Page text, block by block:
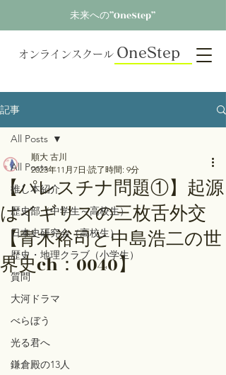
未来への”OneStep”
オンラインスクール OneStep
記事
All Posts
推し本紹介
歴史部（中学生～高校生）
日本史研究会（高校生）
歴史・地理クラブ（小学生）
質問
大河ドラマ
べらぼう
光る君へ
鎌倉殿の13人
All Posts
【パレスチナ問題①】起源
はイギリスの三枚舌外交
【青木裕司と中島浩二の世
界史ch：0040】
順大 古川
2023年11月7日 読了時間: 9分